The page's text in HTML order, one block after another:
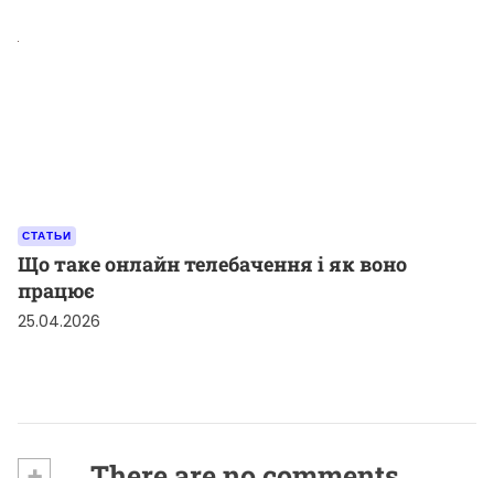
СТАТЬИ
Що таке онлайн телебачення і як воно
працює
25.04.2026